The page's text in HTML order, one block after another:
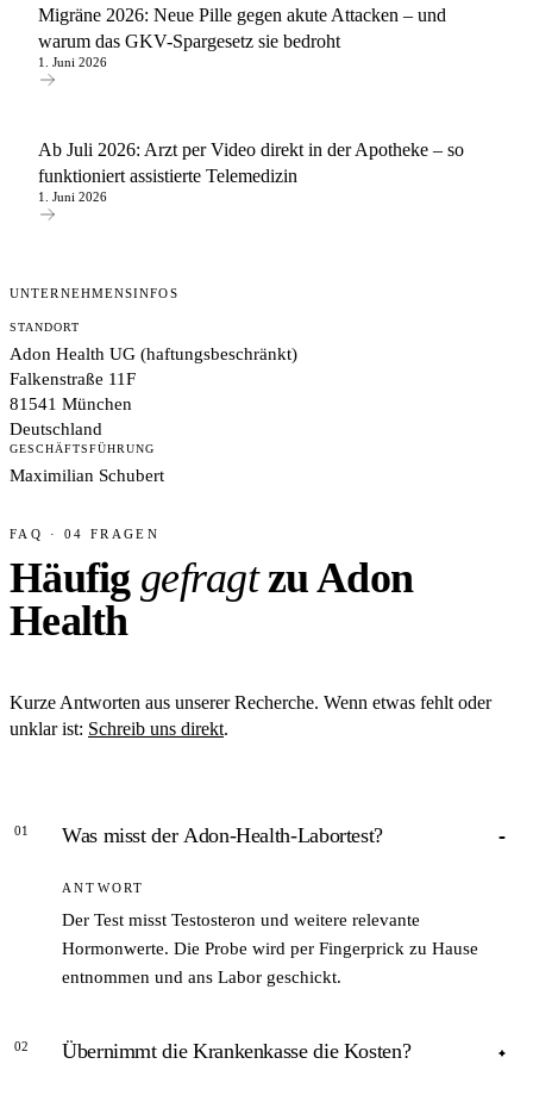
Migräne 2026: Neue Pille gegen akute Attacken – und
warum das GKV-Spargesetz sie bedroht
1. Juni 2026
Ab Juli 2026: Arzt per Video direkt in der Apotheke – so
funktioniert assistierte Telemedizin
1. Juni 2026
UNTERNEHMENSINFOS
STANDORT
Adon Health UG (haftungsbeschränkt)
Falkenstraße 11F
81541 München
Deutschland
GESCHÄFTSFÜHRUNG
Maximilian Schubert
FAQ · 04 FRAGEN
Häufig gefragtzu Adon
Health
Kurze Antworten aus unserer Recherche. Wenn etwas fehlt oder
unklar ist: Schreib uns direkt.
01 Was misst der Adon-Health-Labortest?
ANTWORT
Der Test misst Testosteron und weitere relevante
Hormonwerte. Die Probe wird per Fingerprick zu Hause
entnommen und ans Labor geschickt.
02 Übernimmt die Krankenkasse die Kosten?